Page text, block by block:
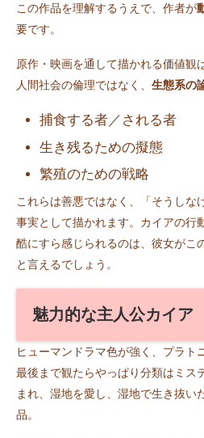
この作品を理解するうえで、作者が
要です。
原作・映画を通して描かれる価値観
人間社会の倫理ではなく、 生態系の
捕食する者／される者
生き残るための擬態
繁殖のための戦略
これらは善悪ではなく、「そうしな
事実として描かれます。カイアの行
酷にすら感じられるのは、彼女がこ
と言えるでしょう。
魅力的な主人公カイア
ヒューマンドラマ色が強く、プラト
最後まで観たらやっぱり分類はミス
まれ、湿地を愛し、湿地で生き抜い
品。